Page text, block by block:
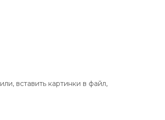
вставить картинки в файл,